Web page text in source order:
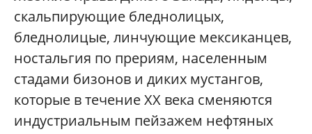
скальпирующие бледнолицых,
бледнолицые, линчующие мексиканцев,
ностальгия по прериям, населенным
стадами бизонов и диких мустангов,
которые в течение XX века сменяются
индустриальным пейзажем нефтяных